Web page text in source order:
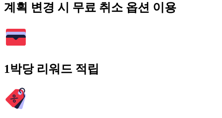
계획 변경 시 무료 취소 옵션 이용
1박당 리워드 적립